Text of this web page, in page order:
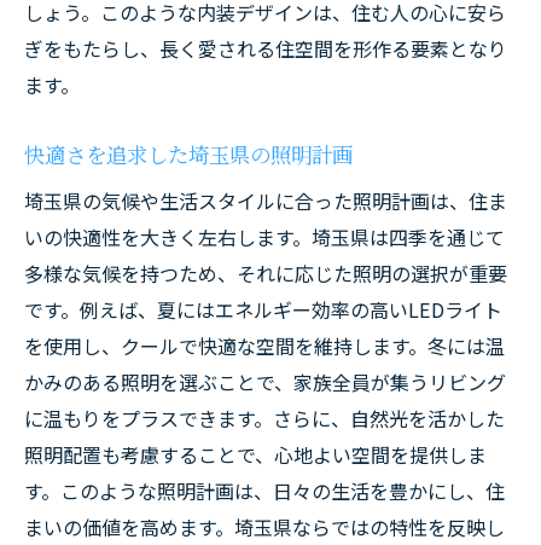
しょう。このような内装デザインは、住む人の心に安ら
ぎをもたらし、長く愛される住空間を形作る要素となり
ます。
快適さを追求した埼玉県の照明計画
埼玉県の気候や生活スタイルに合った照明計画は、住ま
いの快適性を大きく左右します。埼玉県は四季を通じて
多様な気候を持つため、それに応じた照明の選択が重要
です。例えば、夏にはエネルギー効率の高いLEDライト
を使用し、クールで快適な空間を維持します。冬には温
かみのある照明を選ぶことで、家族全員が集うリビング
に温もりをプラスできます。さらに、自然光を活かした
照明配置も考慮することで、心地よい空間を提供しま
す。このような照明計画は、日々の生活を豊かにし、住
まいの価値を高めます。埼玉県ならではの特性を反映し